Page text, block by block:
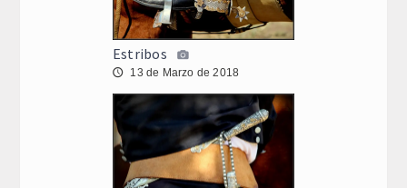
Estribos
🕔 13 de Marzo de 2018